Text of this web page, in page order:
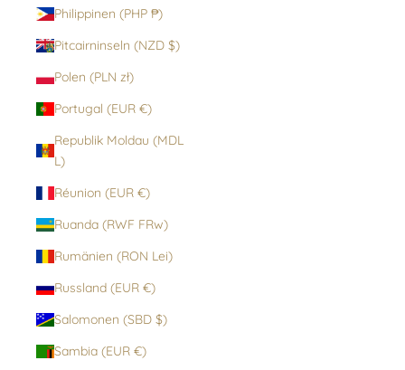
Philippinen (PHP ₱)
Pitcairninseln (NZD $)
Polen (PLN zł)
Portugal (EUR €)
Republik Moldau (MDL
L)
Réunion (EUR €)
Ruanda (RWF FRw)
Rumänien (RON Lei)
Russland (EUR €)
Salomonen (SBD $)
Sambia (EUR €)